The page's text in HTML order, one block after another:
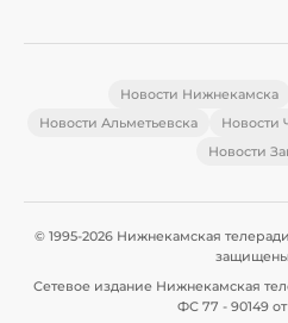
Новости Нижнекамска
Новости Альметьевска
Новости
Новости
© 1995-2026 Нижнекамская
Сетевое издание Нижнекамская
ФС 77 - 90149 от